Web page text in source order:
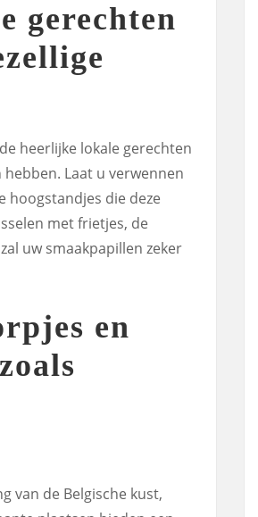
gerechten
heerlijke lokale gerechten
Laat u verwennen
hoogstandjes die deze
met frietjes, de
uw smaakpapillen zeker
en
van de Belgische kust,